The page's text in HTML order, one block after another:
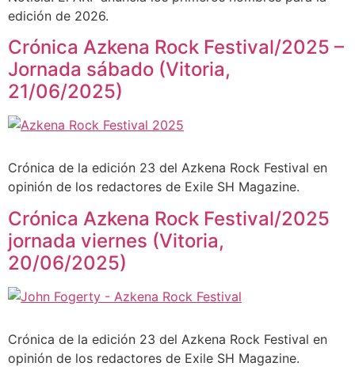
edición de 2026.
Crónica Azkena Rock Festival/2025 –
Jornada sábado (Vitoria,
21/06/2025)
Crónica de la edición 23 del Azkena Rock Festival en
opinión de los redactores de Exile SH Magazine.
Crónica Azkena Rock Festival/2025
jornada viernes (Vitoria,
20/06/2025)
Crónica de la edición 23 del Azkena Rock Festival en
opinión de los redactores de Exile SH Magazine.